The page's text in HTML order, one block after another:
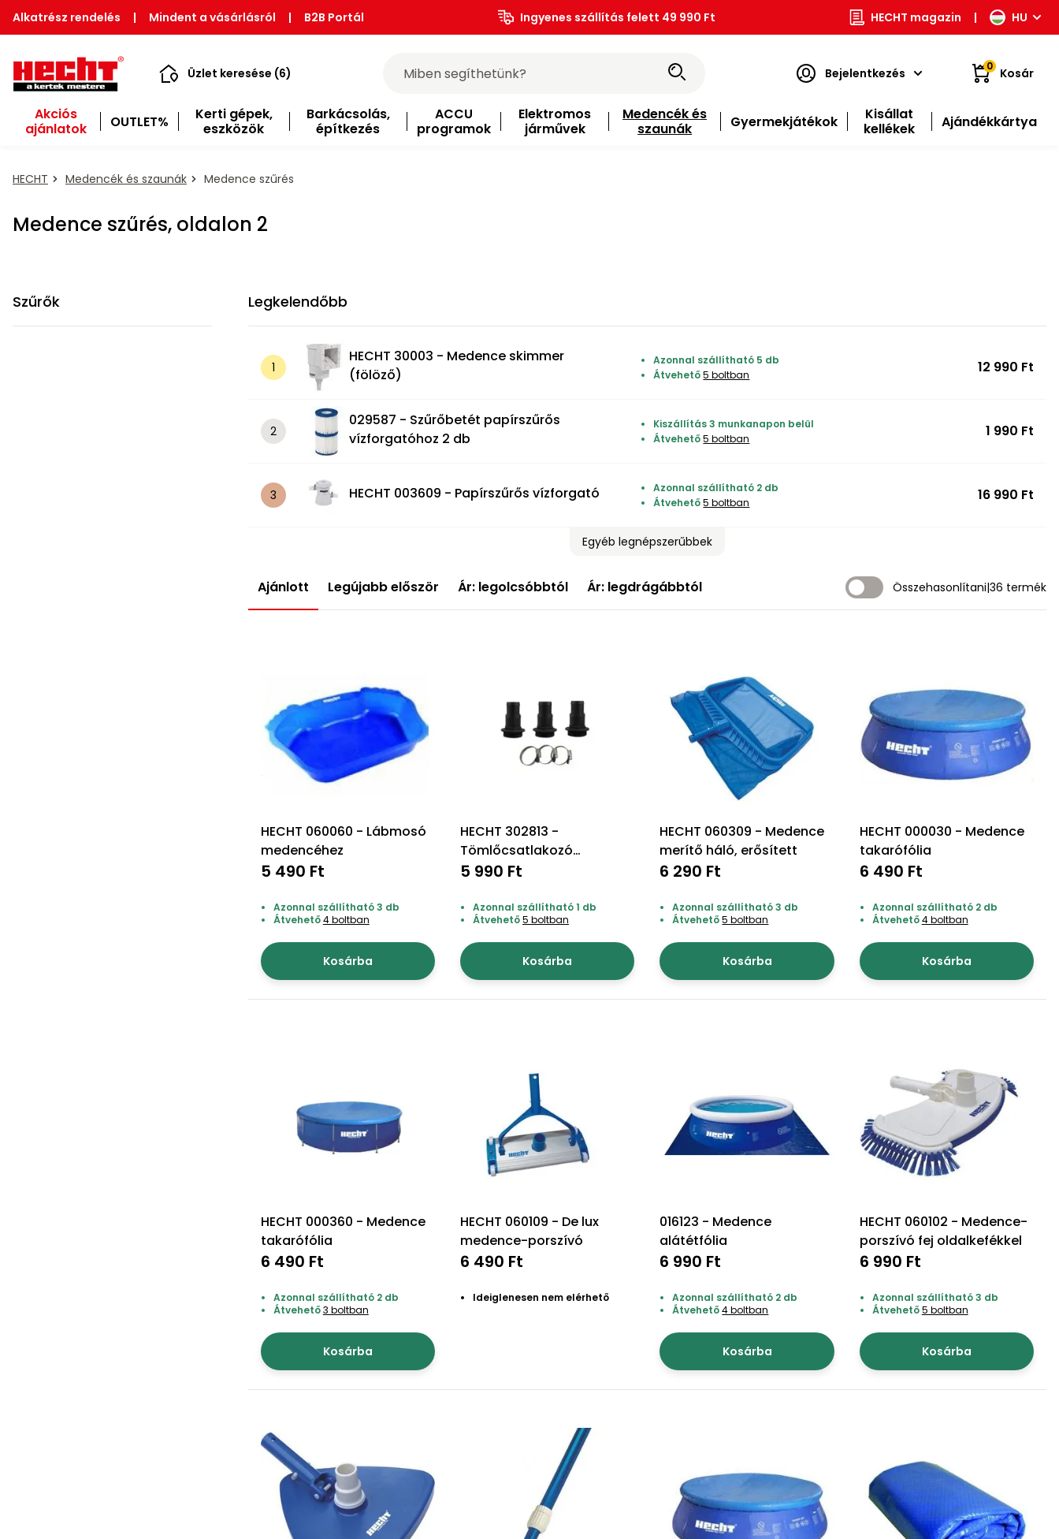
Alkatrész rendelés | Mindent a vásárlásról | B2B Portál Ingyenes szállítás felett 49 990 Ft HECHT magazin | HU
Üzlet keresése (6) Bejelentkezés 0 Kosár
Akciós
ajánlatok
OUTLET%
Kerti gépek,
eszközök
Barkácsolás,
építkezés
ACCU
programok
Elektromos
járművek
Medencék és
szaunák
Gyermekjátékok
Kisállat
kellékek
Ajándékkártya
HECHT Medencék és szaunák Medence szűrés
Medence szűrés, oldalon 2
Legkelendőbb
HECHT 30003 - Medence skimmer
(fölöző)
Azonnal szállítható 5 db
Átvehető5 boltban 12 990 Ft
029587 - Szűrőbetét papírszűrős
vízforgatóhoz 2 db
Kiszállítás 3 munkanapon belül
Átvehető5 boltban 1 990 Ft
HECHT 003609 - Papírszűrős vízforgató
Azonnal szállítható 2 db
Átvehető5 boltban 16 990 Ft
Egyéb legnépszerűbbek
Szűrők
Ajánlott Legújabb először Ár: legolcsóbbtól Ár: legdrágábbtól Összehasonlítani|36 termék
HECHT 060060 - Lábmosó
medencéhez
5 490 Ft
Azonnal szállítható 3 db
Átvehető4 boltban
Kosárba
HECHT 302813 -
Tömlőcsatlakozó
bilincsekkel
5 990 Ft
Azonnal szállítható 1 db
Átvehető5 boltban
Kosárba
HECHT 060309 - Medence
merítő háló, erősített
6 290 Ft
Azonnal szállítható 3 db
Átvehető5 boltban
Kosárba
HECHT 000030 - Medence
takarófólia
6 490 Ft
Azonnal szállítható 2 db
Átvehető4 boltban
Kosárba
HECHT 000360 - Medence
takarófólia
6 490 Ft
Azonnal szállítható 2 db
Átvehető3 boltban
Kosárba
HECHT 060109 - De lux
medence-porszívó
6 490 Ft
Ideiglenesen nem elérhető
016123 - Medence
alátétfólia
6 990 Ft
Azonnal szállítható 2 db
Átvehető4 boltban
Kosárba
HECHT 060102 - Medence-
porszívó fej oldalkefékkel
6 990 Ft
Azonnal szállítható 3 db
Átvehető5 boltban
Kosárba